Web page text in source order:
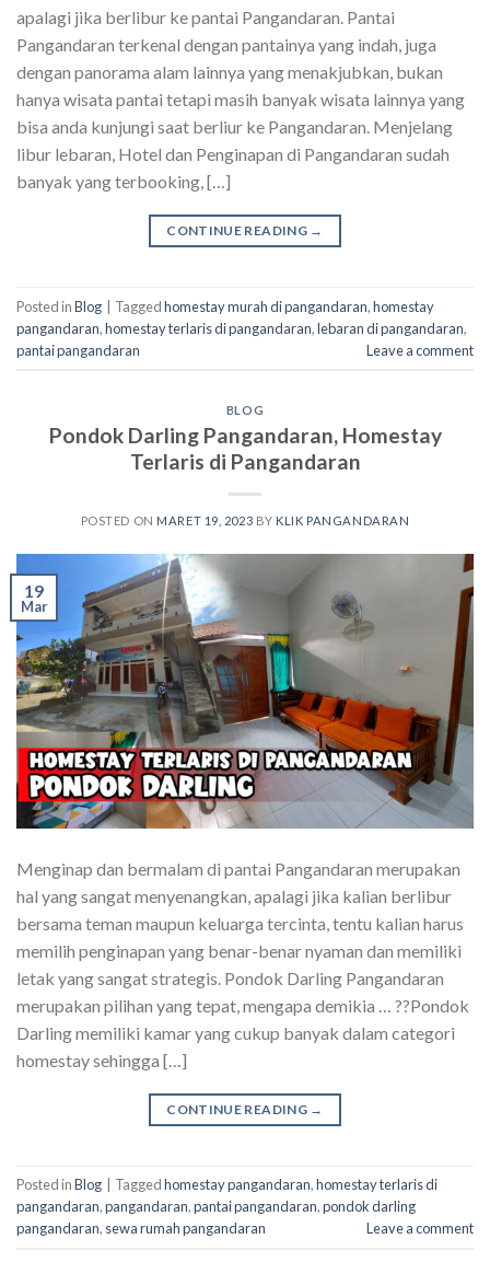
apalagi jika berlibur ke pantai Pangandaran. Pantai
Pangandaran terkenal dengan pantainya yang indah, juga
dengan panorama alam lainnya yang menakjubkan, bukan
hanya wisata pantai tetapi masih banyak wisata lainnya yang
bisa anda kunjungi saat berliur ke Pangandaran. Menjelang
libur lebaran, Hotel dan Penginapan di Pangandaran sudah
banyak yang terbooking, […]
CONTINUE READING →
Posted inBlog Taggedhomestay murah di pangandaran,homestay
pangandaran,homestay terlaris di pangandaran,lebaran di pangandaran,
pantai pangandaran
Leave a comment
BLOG
Pondok Darling Pangandaran, Homestay
Terlaris di Pangandaran
POSTED ON MARET 19, 2023 BY KLIK PANGANDARAN
19
Mar
Menginap dan bermalam di pantai Pangandaran merupakan
hal yang sangat menyenangkan, apalagi jika kalian berlibur
bersama teman maupun keluarga tercinta, tentu kalian harus
memilih penginapan yang benar-benar nyaman dan memiliki
letak yang sangat strategis. Pondok Darling Pangandaran
merupakan pilihan yang tepat, mengapa demikia … ??Pondok
Darling memiliki kamar yang cukup banyak dalam categori
homestay sehingga […]
CONTINUE READING →
Posted inBlog Taggedhomestay pangandaran,homestay terlaris di
pangandaran,pangandaran,pantai pangandaran,pondok darling
pangandaran, sewa rumah pangandaran Leave a comment